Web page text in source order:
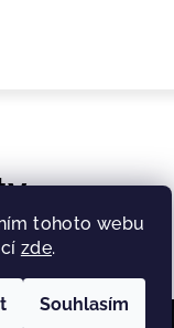
tohoto webu
zde.
Souhlasím
+ Dárek